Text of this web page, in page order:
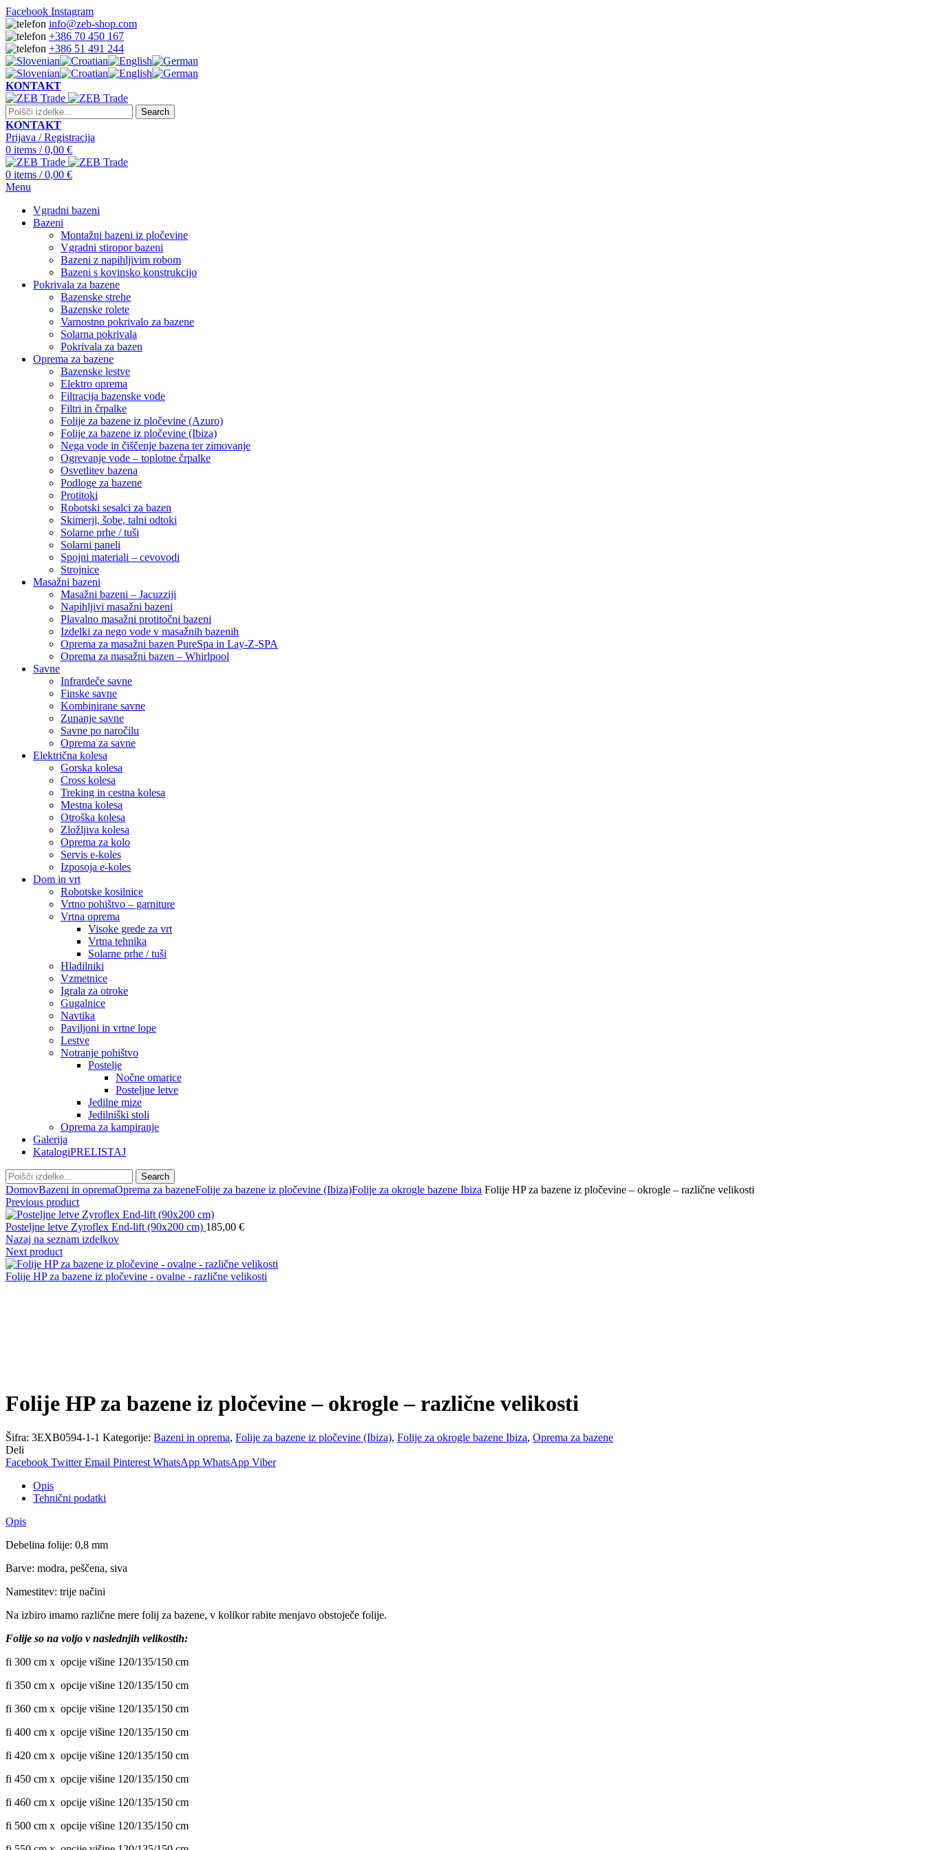
Facebook Instagram
info@zeb-shop.com
+386 70 450 167
+386 51 491 244
KONTAKT
Search
KONTAKT
Prijava / Registracija
0 items / 0,00 €
0 items / 0,00 €
Menu
Vgradni bazeni
Bazeni
Montažni bazeni iz pločevine
Vgradni stiropor bazeni
Bazeni z napihljivim robom
Bazeni s kovinsko konstrukcijo
Pokrivala za bazene
Bazenske strehe
Bazenske rolete
Varnostno pokrivalo za bazene
Solarna pokrivala
Pokrivala za bazen
Oprema za bazene
Bazenske lestve
Elektro oprema
Filtracija bazenske vode
Filtri in črpalke
Folije za bazene iz pločevine (Azuro)
Folije za bazene iz pločevine (Ibiza)
Nega vode in čiščenje bazena ter zimovanje
Ogrevanje vode – toplotne črpalke
Osvetlitev bazena
Podloge za bazene
Protitoki
Robotski sesalci za bazen
Skimerji, šobe, talni odtoki
Solarne prhe / tuši
Solarni paneli
Spojni materiali – cevovodi
Strojnice
Masažni bazeni
Masažni bazeni – Jacuzziji
Napihljivi masažni bazeni
Plavalno masažni protitočni bazeni
Izdelki za nego vode v masažnih bazenih
Oprema za masažni bazen PureSpa in Lay-Z-SPA
Oprema za masažni bazen – Whirlpool
Savne
Infrardeče savne
Finske savne
Kombinirane savne
Zunanje savne
Savne po naročilu
Oprema za savne
Električna kolesa
Gorska kolesa
Cross kolesa
Treking in cestna kolesa
Mestna kolesa
Otroška kolesa
Zložljiva kolesa
Oprema za kolo
Servis e-koles
Izposoja e-koles
Dom in vrt
Robotske kosilnice
Vrtno pohištvo – garniture
Vrtna oprema
Visoke grede za vrt
Vrtna tehnika
Solarne prhe / tuši
Hladilniki
Vzmetnice
Igrala za otroke
Gugalnice
Navtika
Paviljoni in vrtne lope
Lestve
Notranje pohištvo
Postelje
Nočne omarice
Posteljne letve
Jedilne mize
Jedilniški stoli
Oprema za kampiranje
Galerija
KatalogiPRELISTAJ
Search
DomovBazeni in opremaOprema za bazeneFolije za bazene iz pločevine (Ibiza)Folije za okrogle bazene Ibiza Folije HP za bazene iz pločevine – okrogle – različne velikosti
Previous product
Posteljne letve Zyroflex End-lift (90x200 cm) 185,00 €
Nazaj na seznam izdelkov
Next product
Folije HP za bazene iz pločevine - ovalne - različne velikosti
Folije HP za bazene iz pločevine – okrogle – različne velikosti
Šifra: 3EXB0594-1-1 Kategorije: Bazeni in oprema, Folije za bazene iz pločevine (Ibiza), Folije za okrogle bazene Ibiza, Oprema za bazene
Deli
Facebook Twitter Email Pinterest WhatsApp WhatsApp Viber
Opis
Tehnični podatki
Opis
Debelina folije: 0,8 mm
Barve: modra, peščena, siva
Namestitev: trije načini
Na izbiro imamo različne mere folij za bazene, v kolikor rabite menjavo obstoječe folije.
Folije so na voljo v naslednjih velikostih:
fi 300 cm x opcije višine 120/135/150 cm
fi 350 cm x opcije višine 120/135/150 cm
fi 360 cm x opcije višine 120/135/150 cm
fi 400 cm x opcije višine 120/135/150 cm
fi 420 cm x opcije višine 120/135/150 cm
fi 450 cm x opcije višine 120/135/150 cm
fi 460 cm x opcije višine 120/135/150 cm
fi 500 cm x opcije višine 120/135/150 cm